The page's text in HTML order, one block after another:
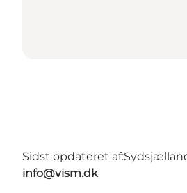
Sidst opdateret af:
info@vism.dk